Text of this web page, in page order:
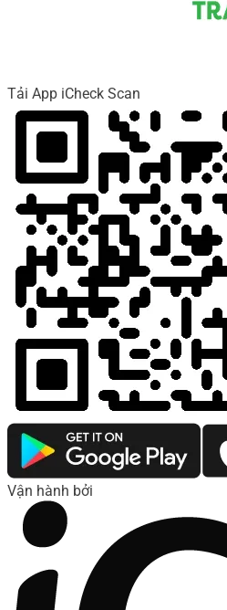
Tải App iCheck Scan
Vận hành bởi